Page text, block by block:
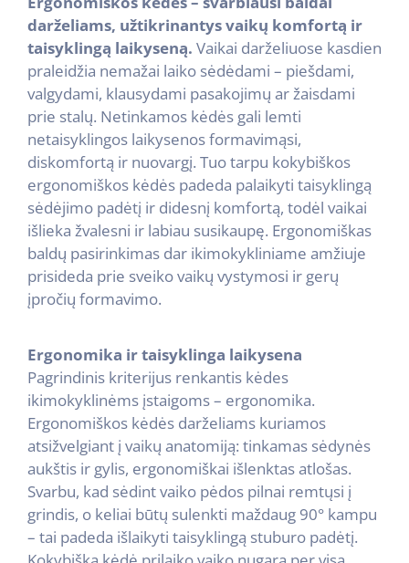
darželiams, užtikrinantys vaikų komfortą ir
taisyklingą laikyseną. Vaikai darželiuose kasdien
praleidžia nemažai laiko sėdėdami – piešdami,
valgydami, klausydami pasakojimų ar žaisdami
prie stalų. Netinkamos kėdės gali lemti
netaisyklingos laikysenos formavimąsi,
diskomfortą ir nuovargį. Tuo tarpu kokybiškos
ergonomiškos kėdės padeda palaikyti taisyklingą
sėdėjimo padėtį ir didesnį komfortą, todėl vaikai
išlieka žvalesni ir labiau susikaupę. Ergonomiškas
baldų pasirinkimas dar ikimokykliniame amžiuje
prisideda prie sveiko vaikų vystymosi ir gerų
įpročių formavimo.
Ergonomika ir taisyklinga laikysena
Pagrindinis kriterijus renkantis kėdes
ikimokyklinėms įstaigoms – ergonomika.
Ergonomiškos kėdės darželiams kuriamos
atsižvelgiant į vaikų anatomiją: tinkamas sėdynės
aukštis ir gylis, ergonomiškai išlenktas atlošas.
Svarbu, kad sėdint vaiko pėdos pilnai remtųsi į
grindis, o keliai būtų sulenkti maždaug 90° kampu
– tai padeda išlaikyti taisyklingą stuburo padėtį.